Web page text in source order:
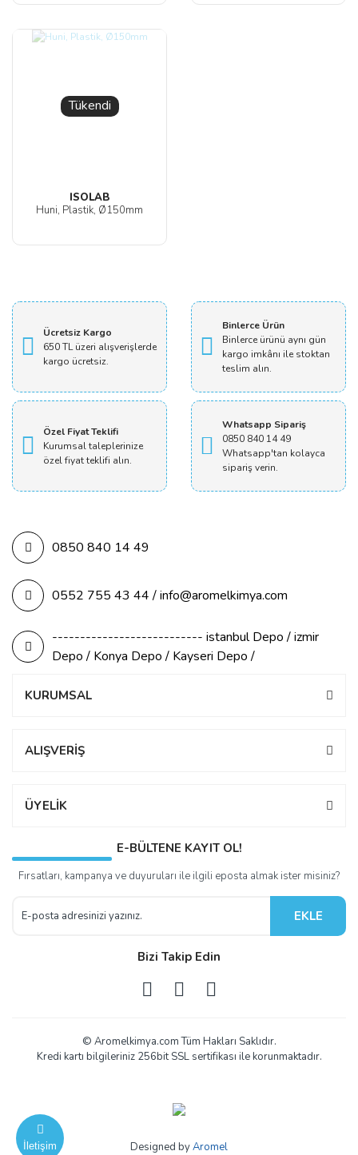
Tükendi
ISOLAB
Huni, Plastik, Ø150mm
İletişim
Ücretsiz Kargo
650 TL üzeri alışverişlerde
kargo ücretsiz.
Binlerce Ürün
Binlerce ürünü aynı gün
kargo imkânı ile stoktan
teslim alın.
Özel Fiyat Teklifi
Kurumsal taleplerinize
özel fiyat teklifi alın.
Whatsapp Sipariş
0850 840 14 49
Whatsapp'tan kolayca
sipariş verin.
0850 840 14 49
0552 755 43 44 / info@aromelkimya.com
--------------------------- istanbul Depo / izmir
Depo / Konya Depo / Kayseri Depo /
KURUMSAL
ALIŞVERİŞ
ÜYELİK
E-BÜLTENE KAYIT OL!
Fırsatları, kampanya ve duyuruları ile ilgili eposta almak ister misiniz?
EKLE
Bizi Takip Edin
© Aromelkimya.com Tüm Hakları Saklıdır.
Kredi kartı bilgileriniz 256bit SSL sertifikası ile korunmaktadır.
Designed byAromel